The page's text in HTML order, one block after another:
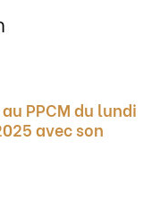
PPCM du lundi
avec son